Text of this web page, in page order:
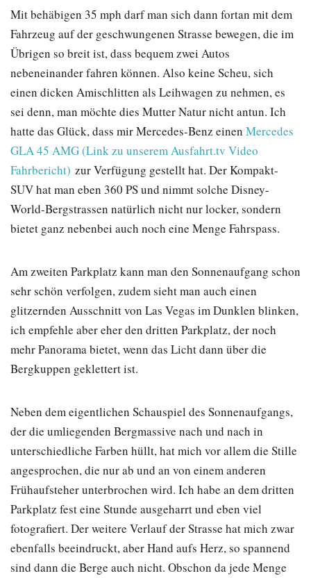
Mit behäbigen 35 mph darf man sich dann fortan mit dem
Fahrzeug auf der geschwungenen Strasse bewegen, die im
Übrigen so breit ist, dass bequem zwei Autos
nebeneinander fahren können. Also keine Scheu, sich
einen dicken Amischlitten als Leihwagen zu nehmen, es
sei denn, man möchte dies Mutter Natur nicht antun. Ich
hatte das Glück, dass mir Mercedes-Benz einen Mercedes
GLA 45 AMG (Link zu unserem Ausfahrt.tv Video
Fahrbericht) zur Verfügung gestellt hat. Der Kompakt-
SUV hat man eben 360 PS und nimmt solche Disney-
World-Bergstrassen natürlich nicht nur locker, sondern
bietet ganz nebenbei auch noch eine Menge Fahrspass.
Am zweiten Parkplatz kann man den Sonnenaufgang schon
sehr schön verfolgen, zudem sieht man auch einen
glitzernden Ausschnitt von Las Vegas im Dunklen blinken,
ich empfehle aber eher den dritten Parkplatz, der noch
mehr Panorama bietet, wenn das Licht dann über die
Bergkuppen geklettert ist.
Neben dem eigentlichen Schauspiel des Sonnenaufgangs,
der die umliegenden Bergmassive nach und nach in
unterschiedliche Farben hüllt, hat mich vor allem die Stille
angesprochen, die nur ab und an von einem anderen
Frühaufsteher unterbrochen wird. Ich habe an dem dritten
Parkplatz fest eine Stunde ausgeharrt und eben viel
fotografiert. Der weitere Verlauf der Strasse hat mich zwar
ebenfalls beeindruckt, aber Hand aufs Herz, so spannend
sind dann die Berge auch nicht. Obschon da jede Menge